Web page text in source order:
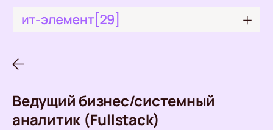
Ведущий бизнес/системный
аналитик (Fullstack)